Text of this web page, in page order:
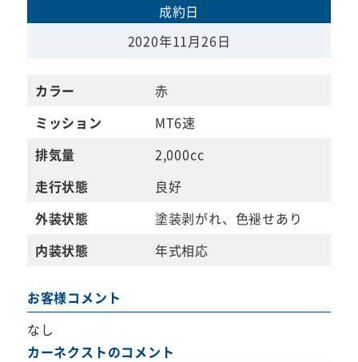
成約日
2020年11月26日
カラー
赤
ミッション
MT6速
排気量
2,000cc
走行状態
良好
外装状態
塗装剥がれ、色褪せあり
内装状態
年式相応
お客様コメント
なし
カーネクストのコメント